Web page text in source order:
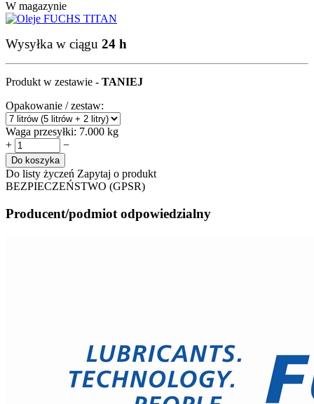
W magazynie
Wysyłka w ciągu 24 h
Produkt w zestawie - TANIEJ
Opakowanie / zestaw:
Waga przesyłki: 7.000 kg
+
−
Do koszyka
Do listy życzeń Zapytaj o produkt
BEZPIECZEŃSTWO (GPSR)
Producent/podmiot odpowiedzialny